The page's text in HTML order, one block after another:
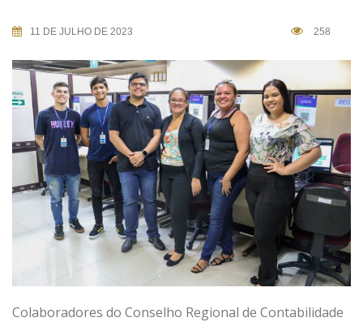
11 DE JULHO DE 2023 258
Colaboradores do Conselho Regional de Contabilidade